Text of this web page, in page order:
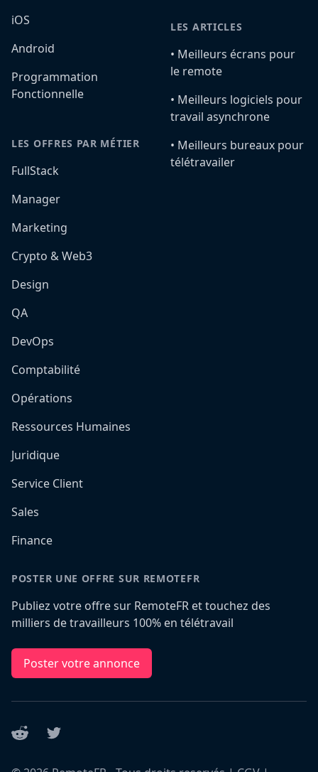
iOS
Android
Programmation
Fonctionnelle
LES OFFRES PAR MÉTIER
FullStack
Manager
Marketing
Crypto & Web3
Design
QA
DevOps
Comptabilité
Opérations
Ressources Humaines
Juridique
Service Client
Sales
Finance
LES ARTICLES
•️ Meilleurs écrans pour
le remote
•️ Meilleurs logiciels pour
travail asynchrone
•️ Meilleurs bureaux pour
télétravailer
POSTER UNE OFFRE SUR REMOTEFR
Publiez votre offre sur RemoteFR et touchez des
milliers de travailleurs 100% en télétravail
Poster votre annonce
Reddit Twitter